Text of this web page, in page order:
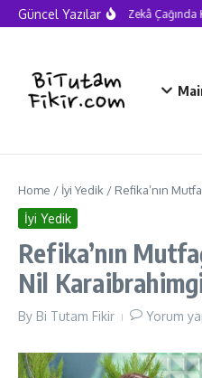
Skip to content
Güncel YazılarYapay Zekâ Çağında
Home / İyi Yedik / Refika’nın
İyi Yedik
Refika’nın
Nil
By Bi Tutam Fikir Yorum